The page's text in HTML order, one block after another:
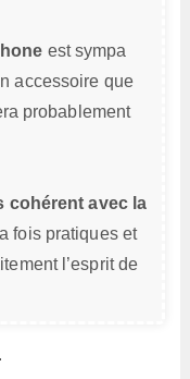
est sympa
accessoire que
probablement
cohérent avec la
fois pratiques et
l’esprit de